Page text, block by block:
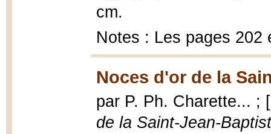
cm.
Notes : Les pages 202
Noces d'or de la
par P. Ph. Charette... ;
de la Saint-Jean-